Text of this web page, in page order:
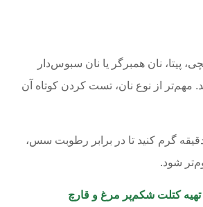
پیتا، نان همبرگر یا نان سبوس‌دار
مهم‌تر از نوع نان، تست کردن کوتاه آن
گرم کنید تا در برابر رطوبت سس،
شود.
کتلت شکم‌پر مرغ و قارچ